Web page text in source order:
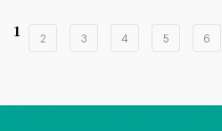
1 2 3 4 5 6